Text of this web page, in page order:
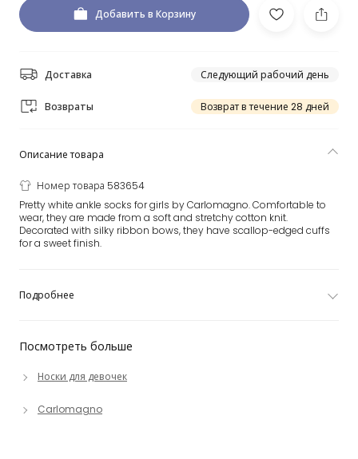
Добавить в Корзину
Доставка Следующий рабочий день
Возвраты Возврат в течение 28 дней
Посмотреть больше
Носки для девочек
Carlomagno
Описание товара
Номер товара 583654
Pretty white ankle socks for girls by Carlomagno. Comfortable to
wear, they are made from a soft and stretchy cotton knit.
Decorated with silky ribbon bows, they have scallop-edged cuffs
for a sweet finish.
Подробнее